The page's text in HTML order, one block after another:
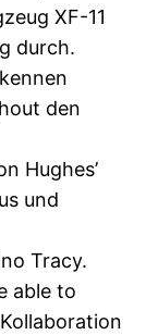
XF-11
durch.
den
Hughes’
und
Tracy.
able to